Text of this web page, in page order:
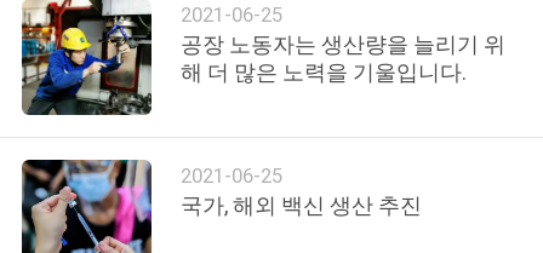
여
행
품
질
2021-06-25
공장 노동자는 생산량을 늘리기 위
해 더 많은 노력을 기울입니다.
2021-06-25
국가, 해외 백신 생산 추진